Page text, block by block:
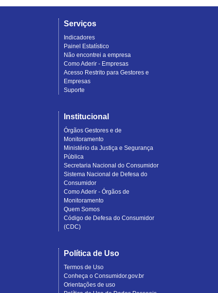
Serviços
Indicadores
Painel Estatístico
Não encontrei a empresa
Como Aderir - Empresas
Acesso Restrito para Gestores e
Empresas
Suporte
Institucional
Órgãos Gestores e de
Monitoramento
Ministério da Justiça e Segurança
Pública
Secretaria Nacional do Consumidor
Sistema Nacional de Defesa do
Consumidor
Como Aderir - Órgãos de
Monitoramento
Quem Somos
Código de Defesa do Consumidor
(CDC)
Política de Uso
Termos de Uso
Conheça o Consumidor.gov.br
Orientações de uso